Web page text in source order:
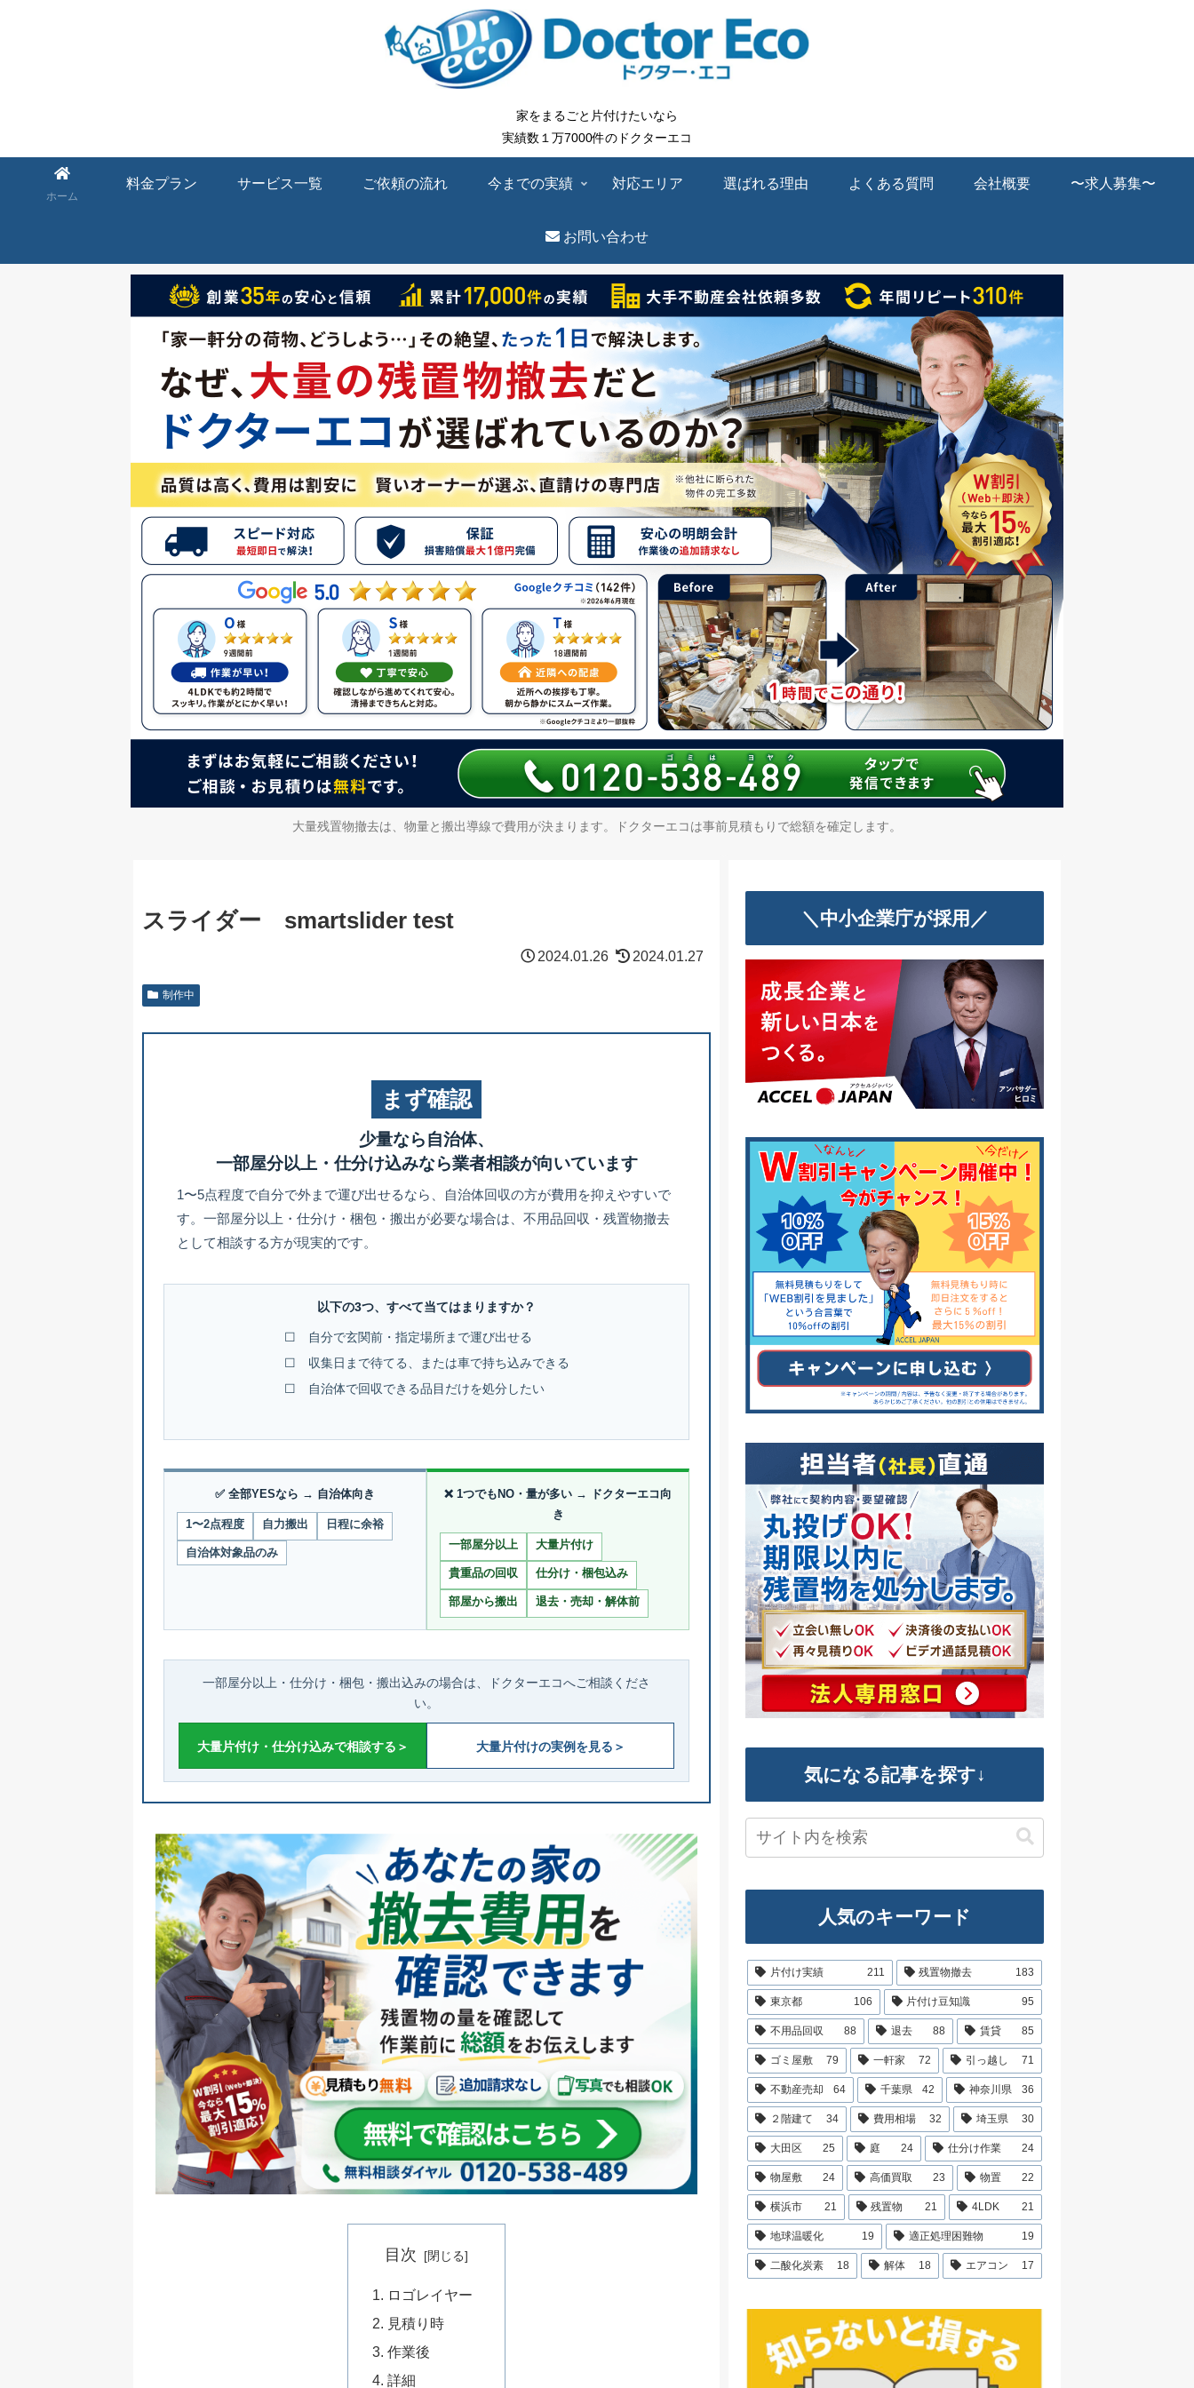
家をまるごと片付けたいなら
実績数１万7000件のドクターエコ
ホーム
料金プラン サービス一覧 ご依頼の流れ 今までの実績 対応エリア 選ばれる理由 よくある質問 会社概要 〜求人募集〜
お問い合わせ
大量残置物撤去は、物量と搬出導線で費用が決まります。ドクターエコは事前見積もりで総額を確定します。
スライダー smartslider test
2024.01.26 2024.01.27
制作中
まず確認
少量なら自治体、
一部屋分以上・仕分け込みなら業者相談が向いています
1〜5点程度で自分で外まで運び出せるなら、自治体回収の方が費用を抑えやすいで
す。一部屋分以上・仕分け・梱包・搬出が必要な場合は、不用品回収・残置物撤去
として相談する方が現実的です。
以下の3つ、すべて当てはまりますか？
☐ 自分で玄関前・指定場所まで運び出せる
☐ 収集日まで待てる、または車で持ち込みできる
☐ 自治体で回収できる品目だけを処分したい
✅ 全部YESなら → 自治体向き
1〜2点程度 自力搬出 日程に余裕
自治体対象品のみ
❌ 1つでもNO・量が多い → ドクターエコ向
き
一部屋分以上 大量片付け
貴重品の回収 仕分け・梱包込み
部屋から搬出 退去・売却・解体前
一部屋分以上・仕分け・梱包・搬出込みの場合は、ドクターエコへご相談くださ
い。
大量片付け・仕分け込みで相談する＞ 大量片付けの実例を見る＞
目次
ロゴレイヤー
見積り時
作業後
詳細
＼中小企業庁が採用／
気になる記事を探す↓
人気のキーワード
片付け実績 211 残置物撤去 183
東京都 106 片付け豆知識 95
不用品回収 88 退去 88 賃貸 85
ゴミ屋敷 79 一軒家 72 引っ越し 71
不動産売却 64 千葉県 42 神奈川県 36
２階建て 34 費用相場 32 埼玉県 30
大田区 25 庭 24 仕分け作業 24
物屋敷 24 高価買取 23 物置 22
横浜市 21 残置物 21 4LDK 21
地球温暖化 19 適正処理困難物 19
二酸化炭素 18 解体 18 エアコン 17